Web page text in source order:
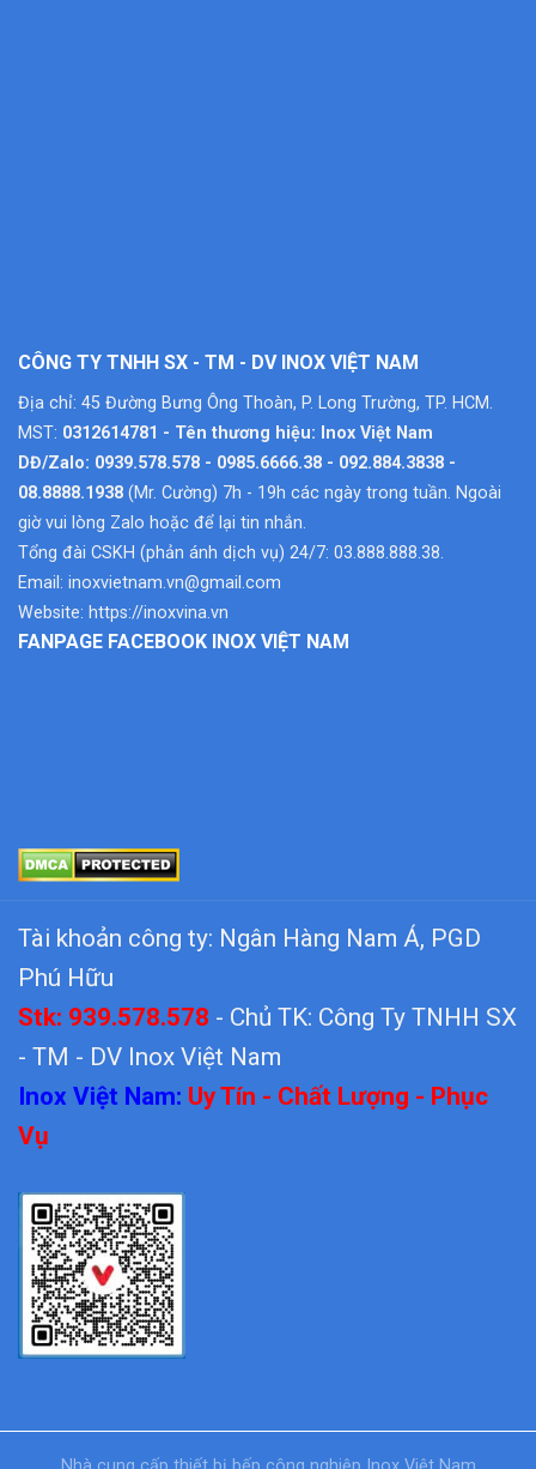
CÔNG TY TNHH SX - TM - DV INOX VIỆT NAM
Địa chỉ: 45 Đường Bưng Ông Thoàn, P. Long Trường, TP. HCM.
MST: 0312614781 - Tên thương hiệu: Inox Việt Nam
DĐ/Zalo: 0939.578.578 - 0985.6666.38 - 092.884.3838 -
08.8888.1938 (Mr. Cường) 7h - 19h các ngày trong tuần. Ngoài
giờ vui lòng Zalo hoặc để lại tin nhắn.
Tổng đài CSKH (phản ánh dịch vụ) 24/7: 03.888.888.38.
Email: inoxvietnam.vn@gmail.com
Website: https://inoxvina.vn
FANPAGE FACEBOOK INOX VIỆT NAM
Tài khoản công ty: Ngân Hàng Nam Á, PGD
Phú Hữu
Stk: 939.578.578 - Chủ TK: Công Ty TNHH SX
- TM - DV Inox Việt Nam
Inox Việt Nam: Uy Tín - Chất Lượng - Phục
Vụ